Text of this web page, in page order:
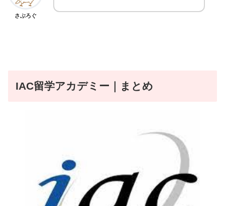
さぶろぐ
IAC留学アカデミー ｜まとめ